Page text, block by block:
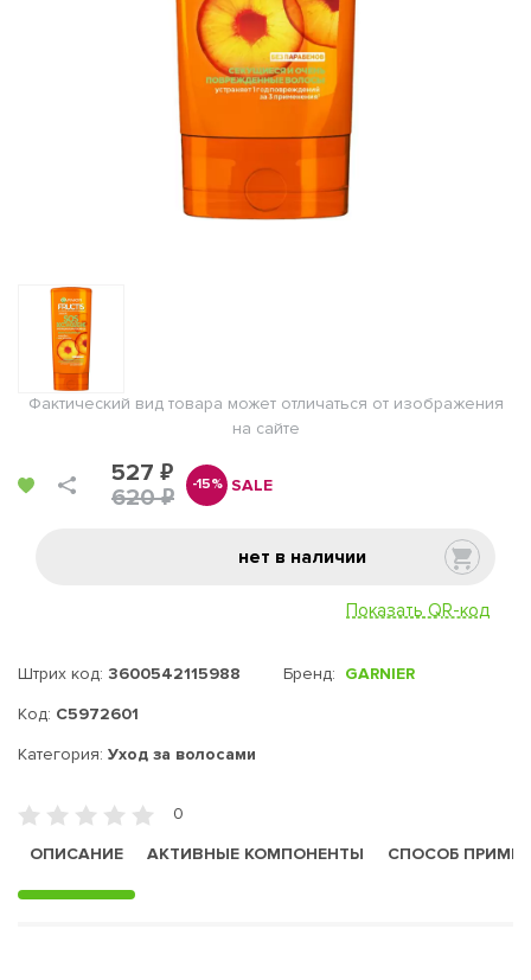
Фактический вид товара может отличаться от изображения
на сайте
527 ₽
620 ₽
-15% SALE
нет в наличии
Показать QR-код
Штрих код: 3600542115988
Код: C5972601
Бренд: GARNIER
Категория: Уход за волосами
0
ОПИСАНИЕ
АКТИВНЫЕ КОМПОНЕНТЫ СПОСОБ